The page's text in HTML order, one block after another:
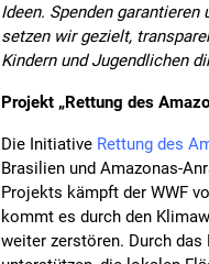
Ideen. Spenden
setzen wir gezielt,
Kindern und Jugendlichen
Projekt „Rettung des
Die Initiative Rettung des
Brasilien und Amazonas-
Projekts kämpft der WWF
kommt es durch den
weiter zerstören. Durch das